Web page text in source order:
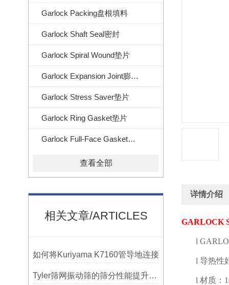
Garlock Packing盘根填料
Garlock Shaft Seal密封
Garlock Spiral Wound垫片
Garlock Expansion Joint膨胀节
Garlock Stress Saver垫片
Garlock Ring Gasket垫片
Garlock Full-Face Gasket垫片
查看全部
相关文章/ARTICLES
如何将Kuriyama K7160管导地连接
Tyler筛网振动筛的筛分性能提升技巧
详情介绍
GARLOCK
l
l 导热性
l 材质：